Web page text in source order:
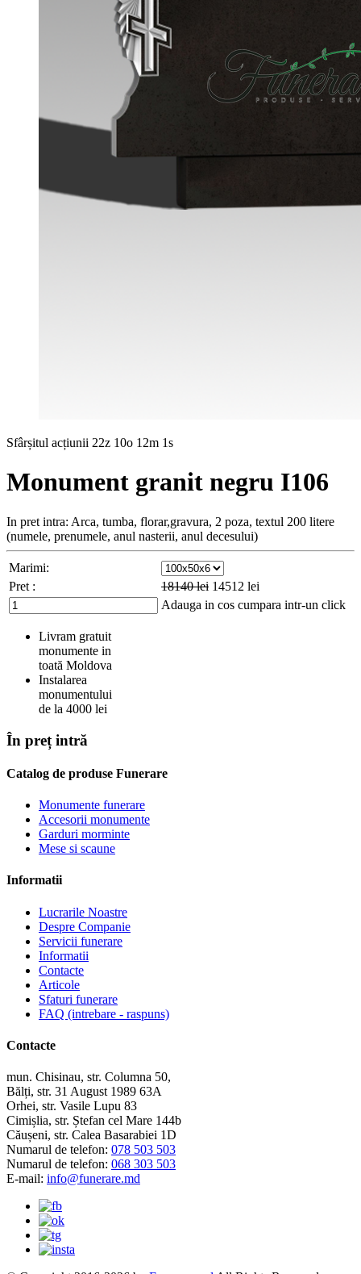
Sfârșitul acțiunii 22z 10o 12m 0s
Monument granit negru I106
In pret intra: Arca, tumba, florar,gravura, 2 poza, textul 200 litere
(numele, prenumele, anul nasterii, anul decesului)
Marimi:
Pret :
18140lei 14512 lei
Adauga in cos cumpara intr-un click
Livram gratuit
monumente in
toată Moldova
Instalarea
monumentului
de la 4000 lei
În preț intră
Catalog de produse Funerare
Monumente funerare
Accesorii monumente
Garduri morminte
Mese si scaune
Informatii
Lucrarile Noastre
Despre Companie
Servicii funerare
Informatii
Contacte
Articole
Sfaturi funerare
FAQ (intrebare - raspuns)
Contacte
mun. Chisinau, str. Columna 50,
Bălți, str. 31 August 1989 63A
Orhei, str. Vasile Lupu 83
Cimișlia, str. Ștefan cel Mare 144b
Căușeni, str. Calea Basarabiei 1D
Numarul de telefon: 078 503 503
Numarul de telefon: 068 303 503
E-mail: info@funerare.md